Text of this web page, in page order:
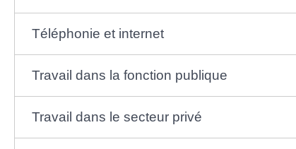
Téléphonie et internet
Travail dans la fonction publique
Travail dans le secteur privé